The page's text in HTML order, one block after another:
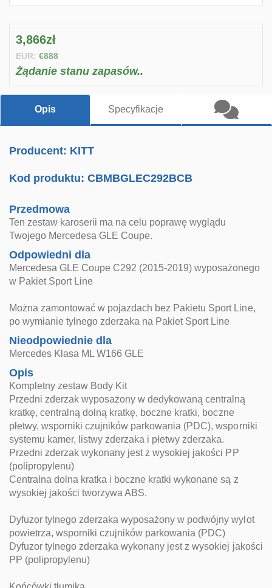
3,866zł
EUR: €888
Żądanie stanu zapasów..
Opis Specyfikacje
Producent: KITT
Kod produktu:CBMBGLEC292BCB
Przedmowa
Ten zestaw karoserii ma na celu poprawę wyglądu
Twojego Mercedesa GLE Coupe.
Odpowiedni dla
Mercedesa GLE Coupe C292 (2015-2019) wyposażonego
w Pakiet Sport Line
Można zamontować w pojazdach bez Pakietu Sport Line,
po wymianie tylnego zderzaka na Pakiet Sport Line
Nieodpowiednie dla
Mercedes Klasa ML W166 GLE
Opis
Kompletny zestaw Body Kit
Przedni zderzak wyposażony w dedykowaną centralną
kratkę, centralną dolną kratkę, boczne kratki, boczne
płetwy, wsporniki czujników parkowania (PDC), wsporniki
systemu kamer, listwy zderzaka i płetwy zderzaka.
Przedni zderzak wykonany jest z wysokiej jakości PP
(polipropylenu)
Centralna dolna kratka i boczne kratki wykonane są z
wysokiej jakości tworzywa ABS.
Dyfuzor tylnego zderzaka wyposażony w podwójny wylot
powietrza, wsporniki czujników parkowania (PDC)
Dyfuzor tylnego zderzaka wykonany jest z wysokiej jakości
PP (polipropylenu)